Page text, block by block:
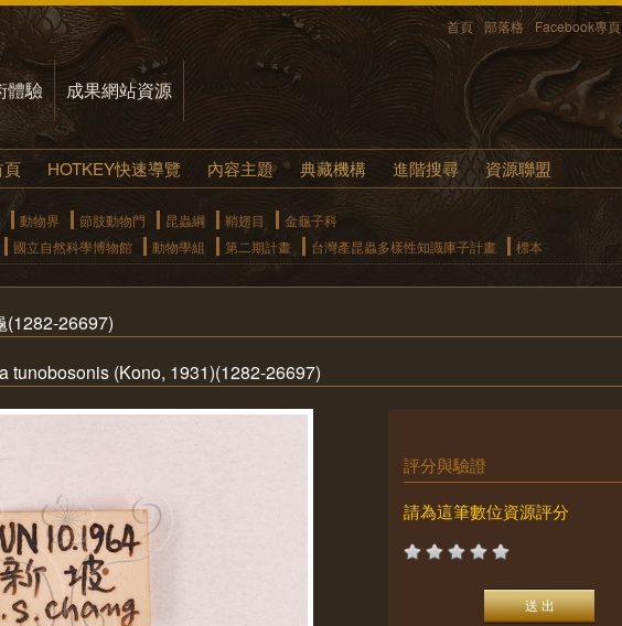
首頁 部落格 Facebook專頁
體驗 成果網站資源
HOTKEY快速導覽 內容主題 典藏機構 進階搜尋 資源聯盟
動物界 節肢動物門 昆蟲綱 鞘翅目
金龜子科
國立自然科學博物館
動物學組 第二期計畫 台灣產昆蟲多樣性知識庫子計畫 標本
(1282-26697)
tunobosonis (Kono, 1931)(1282-26697)
評分與驗證
請為這筆數位資源評分